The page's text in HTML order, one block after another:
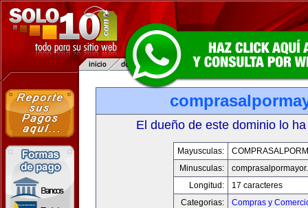
El dueño de este dominio lo
Mayusculas:
Minusculas:
Longitud:
17 caracteres
Categorias:
Compras y